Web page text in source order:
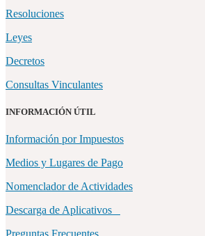
Resoluciones
Leyes
Decretos
Consultas Vinculantes
INFORMACIÓN ÚTIL
Información por Impuestos
Medios y Lugares de Pago
Nomenclador de Actividades
Descarga de Aplicativos
Preguntas Frecuentes